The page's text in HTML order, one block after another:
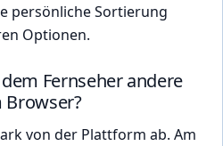
persönliche Sortierung
Optionen.
Fernseher andere
Browser?
von der Plattform ab. Am